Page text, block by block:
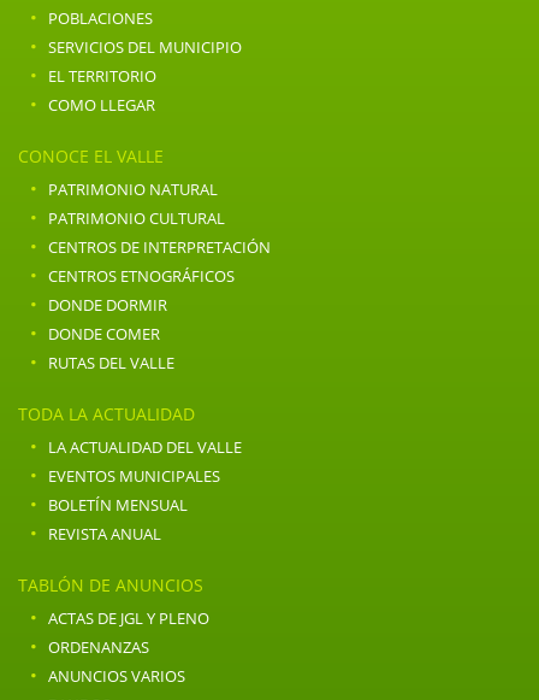
· POBLACIONES
· SERVICIOS DEL MUNICIPIO
· EL TERRITORIO
· COMO LLEGAR
CONOCE EL VALLE
· PATRIMONIO NATURAL
· PATRIMONIO CULTURAL
· CENTROS DE INTERPRETACIÓN
· CENTROS ETNOGRÁFICOS
· DONDE DORMIR
· DONDE COMER
· RUTAS DEL VALLE
TODA LA ACTUALIDAD
· LA ACTUALIDAD DEL VALLE
· EVENTOS MUNICIPALES
· BOLETÍN MENSUAL
· REVISTA ANUAL
TABLÓN DE ANUNCIOS
· ACTAS DE JGL Y PLENO
· ORDENANZAS
· ANUNCIOS VARIOS